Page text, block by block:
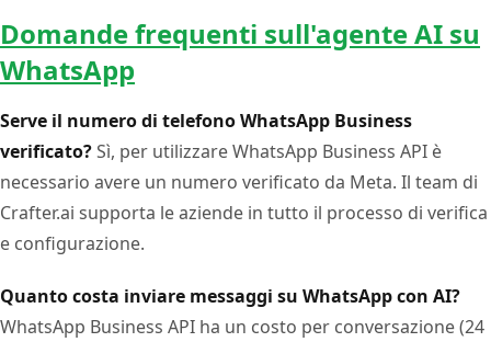
Domande frequenti sull'agente AI su
WhatsApp
Serve il numero di telefono WhatsApp Business
verificato?Sì, per utilizzare WhatsApp Business API è
necessario avere un numero verificato da Meta. Il team di
Crafter.ai supporta le aziende in tutto il processo di verifica
e configurazione.
Quanto costa inviare messaggi su WhatsApp con AI?
WhatsApp Business API ha un costo per conversazione (24